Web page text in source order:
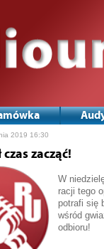
2019 16:30
zacząć!
W
racji tego
potrafi się
wśród
odbioru!